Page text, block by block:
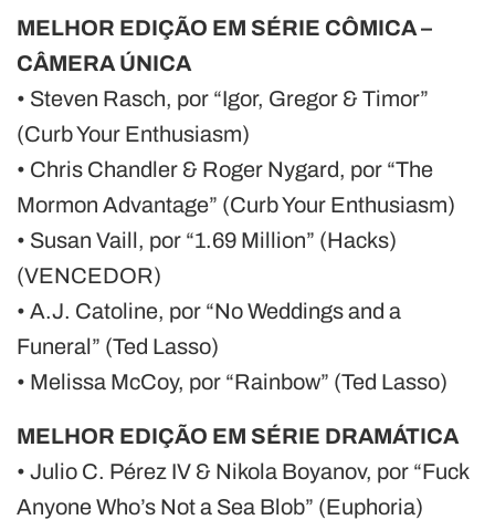
MELHOR EDIÇÃO EM SÉRIE CÔMICA –
CÂMERA ÚNICA
• Steven Rasch, por “Igor, Gregor & Timor”
(Curb Your Enthusiasm)
• Chris Chandler & Roger Nygard, por “The
Mormon Advantage” (Curb Your Enthusiasm)
• Susan Vaill, por “1.69 Million” (Hacks)
(VENCEDOR)
• A.J. Catoline, por “No Weddings and a
Funeral” (Ted Lasso)
• Melissa McCoy, por “Rainbow” (Ted Lasso)
MELHOR EDIÇÃO EM SÉRIE DRAMÁTICA
• Julio C. Pérez IV & Nikola Boyanov, por “Fuck
Anyone Who’s Not a Sea Blob” (Euphoria)